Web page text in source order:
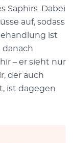
Saphirs. Dabei
auf, sodass
ist
danach
– er sieht nur
der auch
ist dagegen